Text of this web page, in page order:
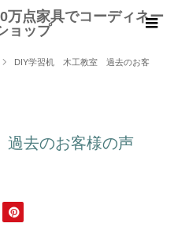
万点家具でコーディネー
ョップ
DIY学習机 木工教室 過去のお客
去のお客様の声